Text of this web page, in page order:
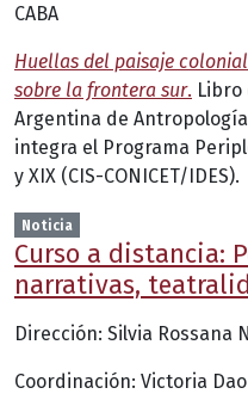
CABA
Huellas del paisaje
sobre la frontera sur. Libro
Argentina de
integra el Programa
y XIX (CIS-CONICET/IDES).
Noticia
Curso a distancia:
narrativas,
Dirección: Silvia Rossana
Coordinación: Victoria